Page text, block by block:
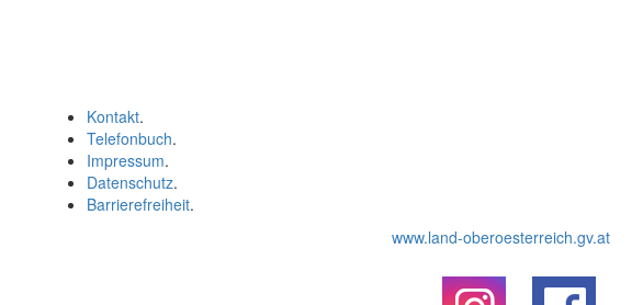
Kontakt.
Telefonbuch.
Impressum.
Datenschutz.
Barrierefreiheit.
www.land-oberoesterreich.gv.at